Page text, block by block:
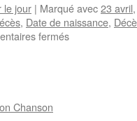
le jour | Marqué avec23 avril
, Date de naissance,
ferméssur
Chanson